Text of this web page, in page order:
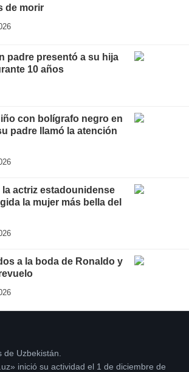
de morir
padre presentó a su hija
10 años
con bolígrafo negro en
padre llamó la atención
la actriz estadounidense
la mujer más bella del
a la boda de Ronaldo y
Uzbekistán.
inició su actividad el 1 de diciembre de